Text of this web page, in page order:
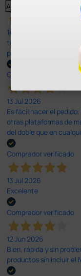
Anterior
14 Jul 2026
todo correcto. podria
plazo de entrega se
Comprador verificado
13 Jul 2026
Es fácil hacer el
otras plataformas de
del doble que en
Comprador verificado
13 Jul 2026
Excelente
Comprador verificado
12 Jun 2026
Bien, rápida y sin
productos sin incluir el